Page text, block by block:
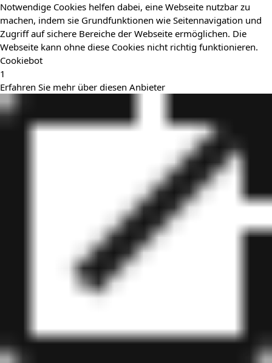
Notwendige Cookies helfen dabei, eine Webseite nutzbar zu
machen, indem sie Grundfunktionen wie Seitennavigation und
Zugriff auf sichere Bereiche der Webseite ermöglichen. Die
Webseite kann ohne diese Cookies nicht richtig funktionieren.
Cookiebot
1
Erfahren Sie mehr über diesen Anbieter